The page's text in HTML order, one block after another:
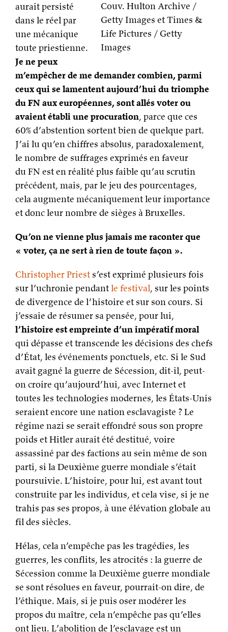
ceux qui se lamentent aujourd’hui du triomphe
du FN aux européennes, sont allés voter ou
avaient établi une procuration, parce que ces
60% d’abstention sortent bien de quelque part.
J’ai lu qu’en chiffres absolus, paradoxalement,
le nombre de suffrages exprimés en faveur
du FN est en réalité plus faible qu’au scrutin
précédent, mais, par le jeu des pourcentages,
cela augmente mécaniquement leur importance
et donc leur nombre de sièges à Bruxelles.
Qu’on ne vienne plus jamais me raconter que
« voter, ça ne sert à rien de toute façon ».
Christopher Priests’est exprimé plusieurs fois
sur l’uchronie pendantle festival, sur les points
de divergence de l’histoire et sur son cours. Si
j’essaie de résumer sa pensée, pour lui,
l’histoire est empreinte d’un impératif moral
d’État, les événements ponctuels, etc. Si le Sud
avait gagné la guerre de Sécession, dit-il, peut-
on croire qu’aujourd’hui, avec Internet et
toutes les technologies modernes, les États-Unis
seraient encore une nation esclavagiste ? Le
régime nazi se serait effondré sous son propre
poids et Hitler aurait été destitué, voire
assassiné par des factions au sein même de son
parti, si la Deuxième guerre mondiale s’était
poursuivie. L’histoire, pour lui, est avant tout
construite par les individus, et cela vise, si je ne
trahis pas ses propos, à une élévation globale au
fil des siècles.
Hélas, cela n’empêche pas les tragédies, les
guerres, les conflits, les atrocités : la guerre de
Sécession comme la Deuxième guerre mondiale
se sont résolues en faveur, pourrait-on dire, de
l’éthique. Mais, si je puis oser modérer les
ont lieu. L’abolition de l’esclavage est un
soulagement pour la marche de l’histoire ; cela
fait une belle jambe à ses victimes. Cela
n’empêche pas les ténèbres. Il faut espérer et
donc se battre pour qu’elles soient les plus
courtes possibles.